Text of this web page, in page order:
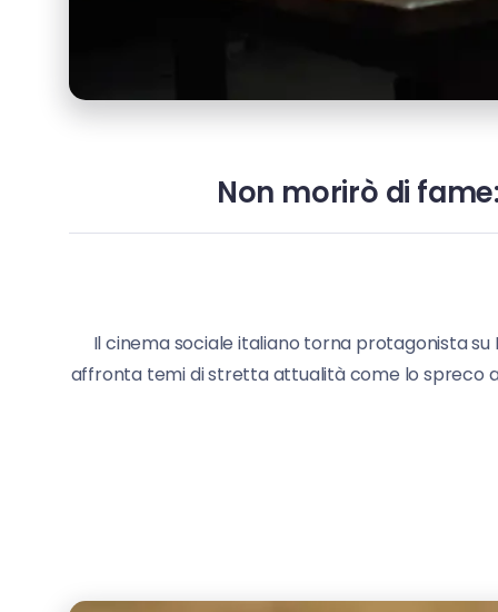
Non morirò di
Il cinema sociale italiano torna protagonista su
affronta temi di stretta attualità come lo spreco